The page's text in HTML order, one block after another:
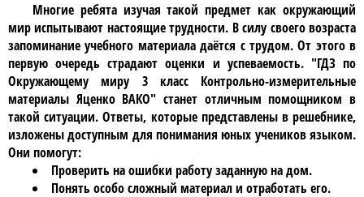
Многие ребята изучая такой предмет как окружающий
мириспытывают настоящие трудности. В силу своего возраста
запоминание учебного материала даётся с трудом. От этого в
первую очередь страдают оценки и успеваемость. "ГДЗ по
Окружающему миру 3 класс Контрольно-измерительные
материалы Яценко ВАКО" станет отличным помощником в
такой ситуации. Ответы, которые представлены в решебнике,
изложены доступным для понимания юных учеников языком.
Они помогут:
Проверить на ошибки работу заданную на дом.
Понять особо сложный материал и отработать его.